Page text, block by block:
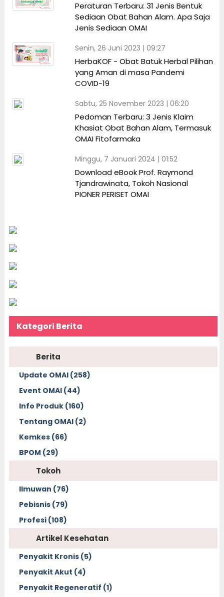
Peraturan Terbaru: 31 Jenis Bentuk
Sediaan Obat Bahan Alam. Apa Saja
Jenis Sediaan OMAI
Senin, 26 Juni 2023 | 09:27
HerbaKOF - Obat Batuk Herbal Pilihan
yang Aman di masa Pandemi
COVID-19
Sabtu, 25 November 2023 | 06:20
Pedoman Terbaru: 3 Jenis Klaim
Khasiat Obat Bahan Alam, Termasuk
OMAI Fitofarmaka
Minggu, 7 Januari 2024 | 01:52
Download eBook Prof. Raymond
Tjandrawinata, Tokoh Nasional
PIONER PERISET OMAI
Kategori Berita
Berita
Update OMAI (258)
Event OMAI (44)
Info Produk (160)
Tentang OMAI (2)
Kemkes (66)
BPOM (29)
Tokoh
Ilmuwan (76)
Pebisnis (79)
Profesi (108)
Artikel Kesehatan
Penyakit Kronis (5)
Penyakit Akut (4)
Penyakit Regeneratif (1)